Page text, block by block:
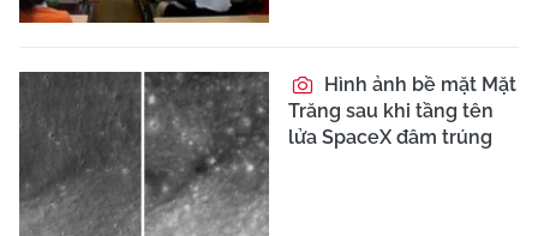
Hình ảnh bề mặt Mặt
Trăng sau khi tầng tên
lửa SpaceX đâm trúng